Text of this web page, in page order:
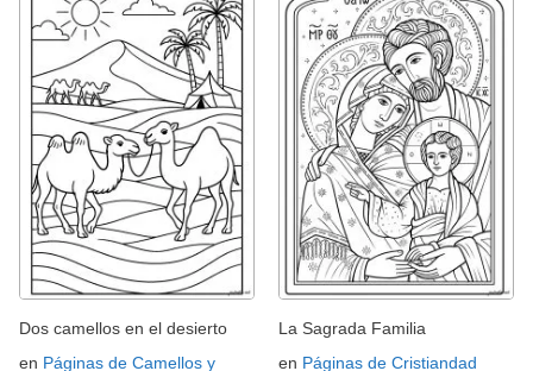
Dos camellos en el desierto
en Páginas de Camellos y
La Sagrada Familia
en Páginas de Cristiandad